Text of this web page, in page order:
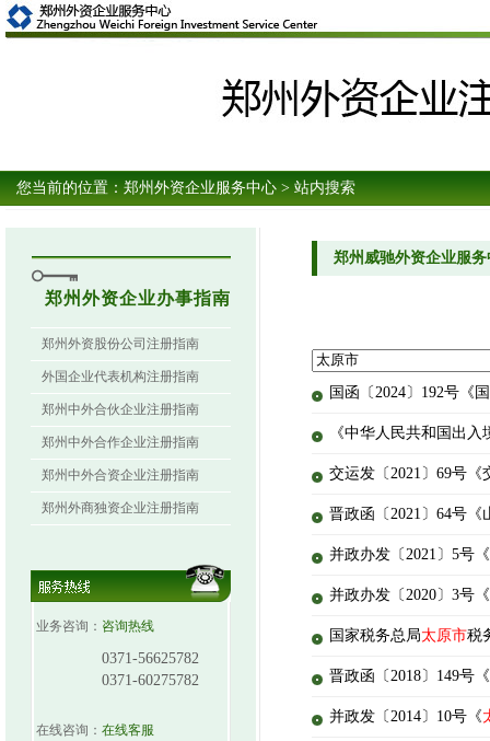
您当前的位置： 郑州外资企业服务中心 > 站内搜索
郑州外资企业办事指南
郑州外资股份公司注册指南
外国企业代表机构注册指南
郑州中外合伙企业注册指南
郑州中外合作企业注册指南
郑州中外合资企业注册指南
郑州外商独资企业注册指南
业务咨询： 咨询热线
0371-56625782
0371-60275782
在线咨询： 在线客服
郑州威驰外资企业服
国函〔2024〕192号《
《中华人民共和国出
交运发〔2021〕69号
晋政函〔2021〕64号
并政办发〔2021〕5号《
并政办发〔2020〕3号《
国家税务总局太原市税
晋政函〔2018〕149号
并政发〔2014〕10号《